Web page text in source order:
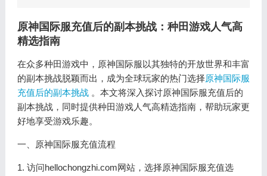
原神国际服充值后的副本挑战：种田游戏人气高
精选指南
在众多种田游戏中，原神国际服以其独特的开放世界和丰富
的副本挑战脱颖而出，成为全球玩家的热门选择原神国际服
充值后的副本挑战。本文将深入探讨原神国际服充值后的
副本挑战，同时提供种田游戏人气高精选指南，帮助玩家更
好地享受游戏乐趣。
一、原神国际服充值流程
1. 访问hellochongzhi.com网站，选择原神国际服充值选